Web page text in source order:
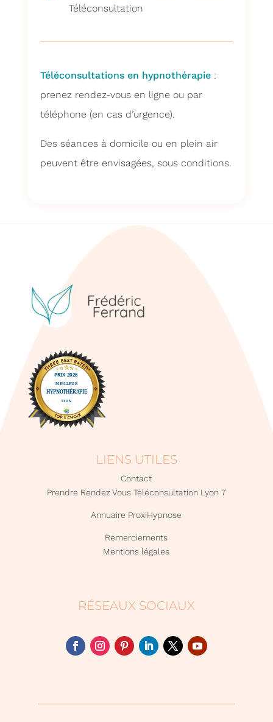
Téléconsultation
Téléconsultations en hypnothérapie:
prenez rendez-vous en ligne ou par
téléphone (en cas d’urgence).
Des séances à domicile ou en plein air
peuvent être envisagées, sous conditions.
LIENS UTILES
Contact
Prendre Rendez Vous Téléconsultation Lyon 7
Annuaire ProxiHypnose
Remerciements
Mentions légales
RÉSEAUX SOCIAUX